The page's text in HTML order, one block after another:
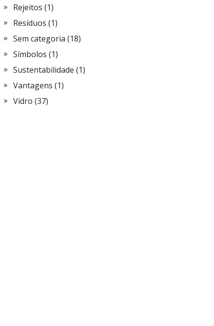
Rejeitos (1)
Resíduos (1)
Sem categoria (18)
Símbolos (1)
Sustentabilidade (1)
Vantagens (1)
Vidro (37)